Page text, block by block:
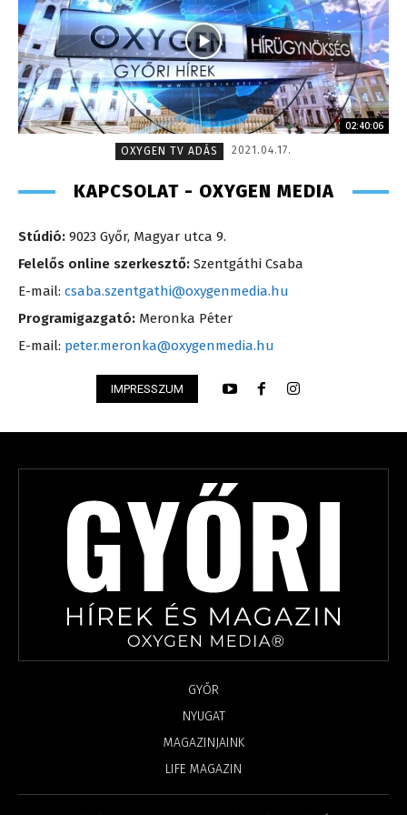
02:40:06
OXYGEN TV ADÁS
2021.04.17.
KAPCSOLAT - OXYGEN MEDIA
Stúdió: 9023 Győr, Magyar utca 9.
Felelős online szerkesztő: Szentgáthi Csaba
E-mail: csaba.szentgathi@oxygenmedia.hu
Programigazgató: Meronka Péter
E-mail: peter.meronka@oxygenmedia.hu
IMPRESSZUM
GYŐR
NYUGAT
MAGAZINJAINK
LIFE MAGAZIN